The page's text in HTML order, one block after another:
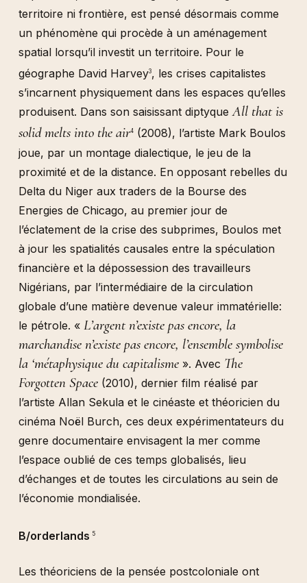
territoire ni frontière, est pensé désormais comme
un phénomène qui procède à un aménagement
spatial lorsqu’il investit un territoire. Pour le
géographe David Harvey3, les crises capitalistes
s’incarnent physiquement dans les espaces qu’elles
produisent. Dans son saisissant diptyqueAll that is
solid melts into the air4(2008), l’artiste Mark Boulos
joue, par un montage dialectique, le jeu de la
proximité et de la distance. En opposant rebelles du
Delta du Niger aux traders de la Bourse des
Energies de Chicago, au premier jour de
l’éclatement de la crise des subprimes, Boulos met
à jour les spatialités causales entre la spéculation
financière et la dépossession des travailleurs
Nigérians, par l’intermédiaire de la circulation
globale d’une matière devenue valeur immatérielle:
le pétrole. « L’argent n’existe pas encore, la
marchandise n’existe pas encore, l’ensemble symbolise
la ‘métaphysique du capitalisme». Avec The
Forgotten Space(2010), dernier film réalisé par
l’artiste Allan Sekula et le cinéaste et théoricien du
cinéma Noël Burch, ces deux expérimentateurs du
genre documentaire envisagent la mer comme
l’espace oublié de ces temps globalisés, lieu
d’échanges et de toutes les circulations au sein de
l’économie mondialisée.
B/orderlands 5
Les théoriciens de la pensée postcoloniale ont